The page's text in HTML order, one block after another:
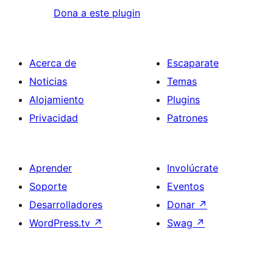
Dona a este plugin
Acerca de
Noticias
Alojamiento
Privacidad
Escaparate
Temas
Plugins
Patrones
Aprender
Soporte
Desarrolladores
WordPress.tv ↗
Involúcrate
Eventos
Donar ↗
Swag ↗